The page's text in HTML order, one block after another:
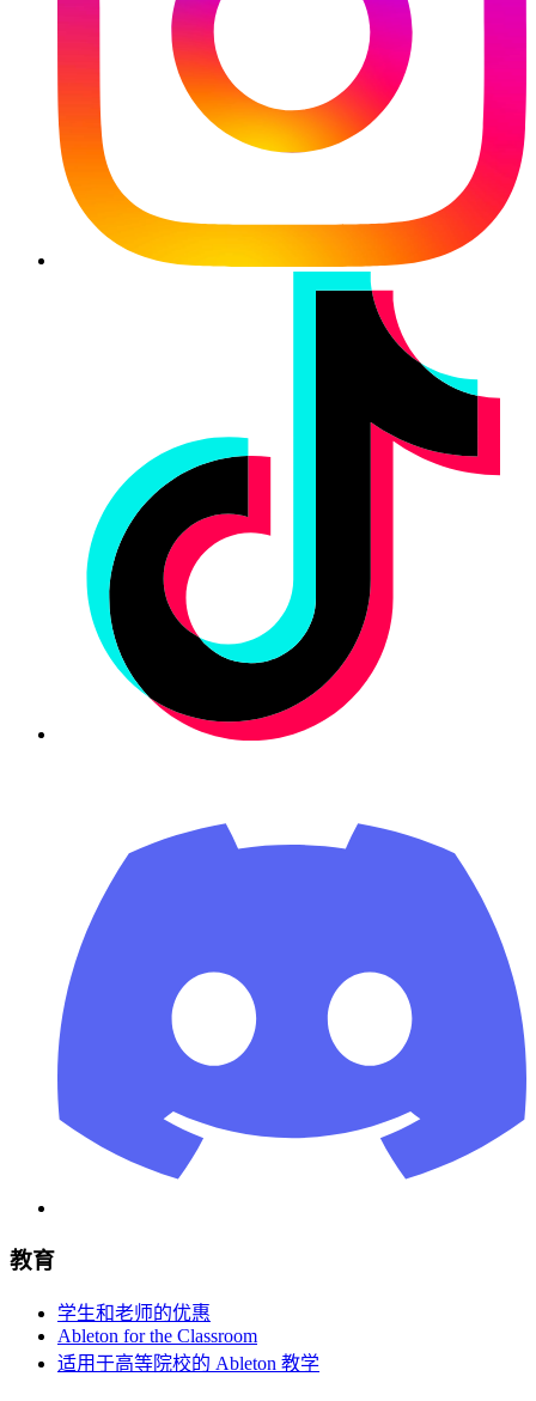
教育
学生和老师的优惠
Ableton for the Classroom
适用于高等院校的 Ableton 教学